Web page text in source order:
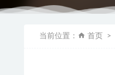
当前位置： 首页